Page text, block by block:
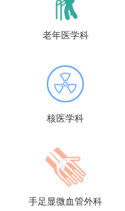
老年医学科
核医学科
手足显微血管外科